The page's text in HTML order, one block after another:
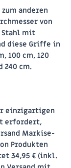
anderen
von
Stahl mit
diese Griffe in
100 cm, 120
240 cm.
einzigartigen
erfordert,
Markise-
Produkten
34,95 € (inkl.